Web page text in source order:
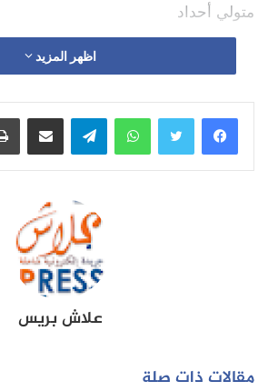
متولي أحداد
اظهر المزيد
واتساب تيلقرام مشاركة عبر البريد
علاش بريس
مقالات ذات صلة